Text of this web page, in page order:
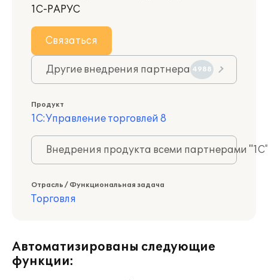
1С-РАРУС
Связаться
Другие внедрения партнера 4988
Продукт
1С:Управление торговлей 8
Внедрения продукта всеми партнерами
Отрасль / Функциональная задача
Торговля
Автоматизированы следующие
функции: